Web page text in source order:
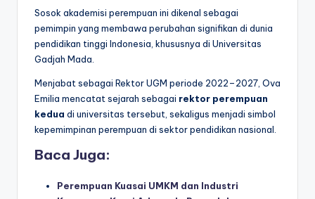
Sosok akademisi perempuan ini dikenal sebagai
pemimpin yang membawa perubahan signifikan di dunia
pendidikan tinggi Indonesia, khususnya di Universitas
Gadjah Mada.
Menjabat sebagai Rektor UGM periode 2022–2027, Ova
Emilia mencatat sejarah sebagai rektor perempuan
kedua di universitas tersebut, sekaligus menjadi simbol
kepemimpinan perempuan di sektor pendidikan nasional.
Baca Juga:
Perempuan Kuasai UMKM dan Industri